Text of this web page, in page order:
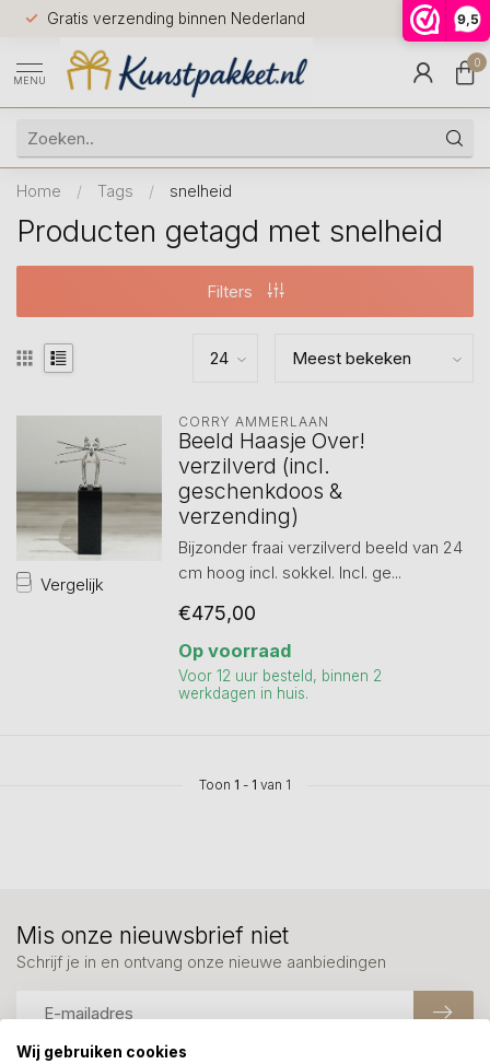
9,5
Gratis verzending binnen Nederland
Voor
huis
9.5
MENU
0
Home / Tags / snelheid
Producten getagd met snelheid
Filters
Vergelijk
CORRY AMMERLAAN
Beeld Haasje Over!
verzilverd (incl.
geschenkdoos &
verzending)
Bijzonder fraai verzilverd beeld van 24
cm hoog incl. sokkel. Incl. ge...
€475,00
Op voorraad
Voor 12 uur besteld, binnen 2
werkdagen in huis.
Toon 1 - 1 van 1
Mis onze nieuwsbrief niet
Schrijf je in en ontvang onze nieuwe aanbiedingen
Wij gebruiken cookies